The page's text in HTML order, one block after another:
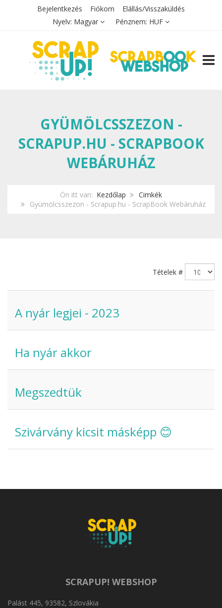
Bejelentkezés Fiókom
Elállás/Visszaküldés
Nyelv: Magyar Pénznem: HUF
GYÜMÖLCSSZEZON -
SCRAPUP.HU - SCRAPBOOK
WEBÁRUHÁZ
Ön itt van: Kezdőlap
Cimkék
Gyümölcsszezon - Scrapup.hu - ScrapBook Webáruház
Tételek #
A nyár legjei - 2023
Ha nyár akkor
Megszedtük
Szivárvány kicsit másképp 😊
SCRAPUP! WEBSHOP
Palást 445, 93582, Szlovákia